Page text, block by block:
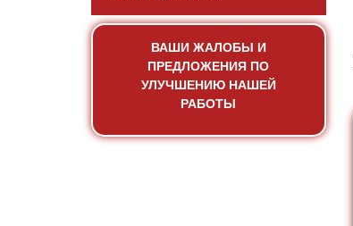
ВАШИ ЖАЛОБЫ И
ПРЕДЛОЖЕНИЯ ПО
УЛУЧШЕНИЮ НАШЕЙ
РАБОТЫ